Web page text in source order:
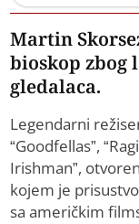
​Martin
bioskop zbog
gledalaca.
Legendarni
“Goodfellas”,
Irishman”,
kojem je
sa američkim